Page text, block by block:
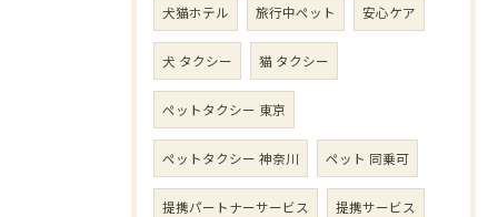
犬猫ホテル 旅行中ペット 安心ケア
犬 タクシー 猫 タクシー
ペットタクシー 東京
ペットタクシー 神奈川 ペット 同乗可
提携パートナーサービス 提携サービス